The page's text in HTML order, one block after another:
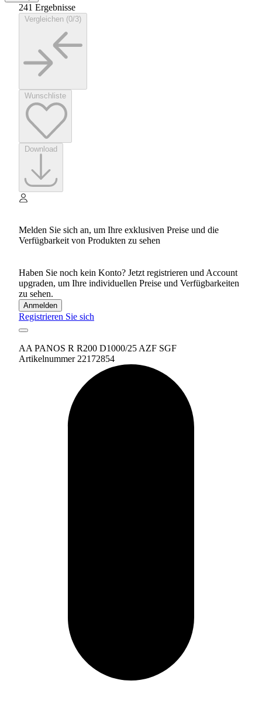
241 Ergebnisse
Melden Sie sich an, um Ihre exklusiven Preise und die
Verfügbarkeit von Produkten zu sehen
Haben Sie noch kein Konto? Jetzt registrieren und Account
upgraden, um Ihre individuellen Preise und Verfügbarkeiten
zu sehen.
Anmelden
Registrieren Sie sich
AA PANOS R R200 D1000/25 AZF SGF
Artikelnummer 22172854